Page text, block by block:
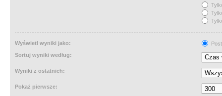
Wyświetl wyniki jako:
Sortuj wyniki według:
Wyniki z ostatnich:
Pokaż pierwsze: